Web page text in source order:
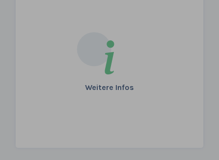
Weitere Infos